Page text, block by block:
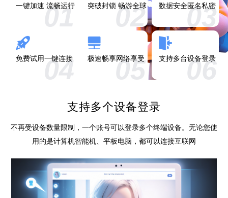
01
一键加速 流畅运行 02
突破封锁 畅游全球 03
数据安全匿名私密
04
免费试用一键连接 05
极速畅享网络享受 06
支持多台设备登录
支持多个设备登录
不再受设备数量限制，一个账号可以登录多个终端设备。无论您使
用的是计算机智能机、平板电脑，都可以连接互联网